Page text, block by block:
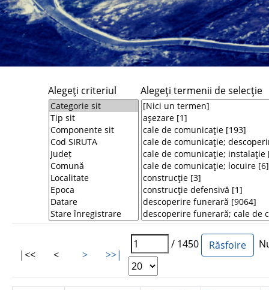
Alegeţi criteriul Alegeţi termenii de selecţie
|<< < > >>|
/ 1450